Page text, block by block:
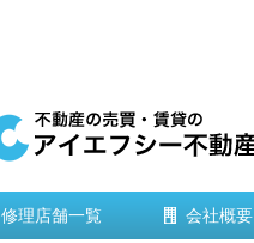
修理店舗一覧 会社概要